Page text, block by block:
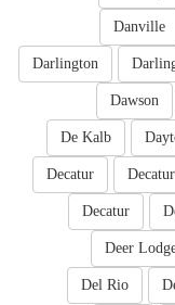
Danville
Darlington
Dawson
De Kalb
Decatur
Decatur
Decatur
Deer
Del Rio